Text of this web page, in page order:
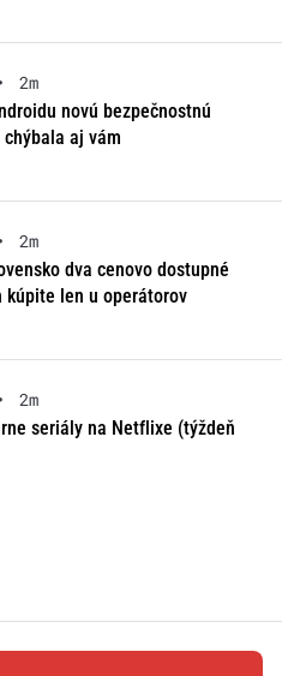
2m
novú bezpečnostnú
aj vám
2m
dva cenovo dostupné
len u operátorov
2m
seriály na Netflixe (týždeň